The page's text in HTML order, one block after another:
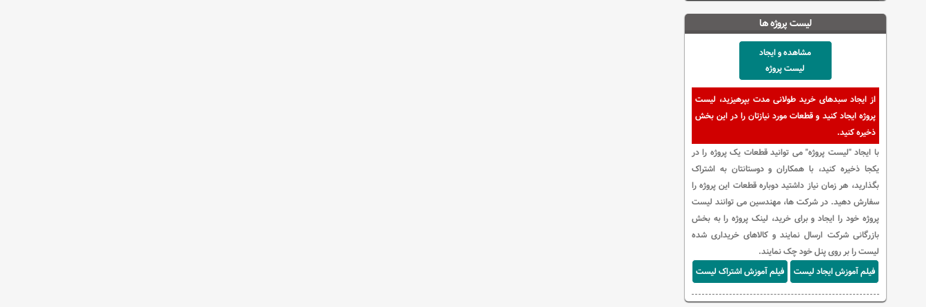
لیست پروژه ها
مشاهده و ایجاد
لیست پروژه
از ایجاد سبدهای خرید طولانی مدت بپرهیزید، لیست
پروژه ایجاد کنید و قطعات مورد نیازتان را در این بخش
ذخیره کنید.
با ایجاد "لیست پروژه" می توانید قطعات یک پروژه را در
یکجا ذخیره کنید، با همکاران و دوستانتان به اشتراک
بگذارید، هر زمان نیاز داشتید دوباره قطعات این پروژه را
سفارش دهید. در شرکت ها، مهندسین می توانند لیست
پروژه خود را ایجاد و برای خرید، لینک پروژه را به بخش
بازرگانی شرکت ارسال نمایند و کالاهای خریداری شده
لیست را بر روی پنل خود چک نمایند.
فیلم آموزش ایجاد لیست
فیلم آموزش اشتراک لیست